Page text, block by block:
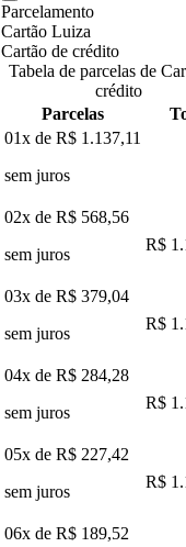
Parcelamento
Cartão Luiza
Cartão de crédito
Tabela de parcelas de
crédito
Parcelas
01x de R$ 1.137,11
sem juros
02x de R$ 568,56
sem juros
R$
03x de R$ 379,04
sem juros
R$
04x de R$ 284,28
sem juros
R$
05x de R$ 227,42
sem juros
R$
06x de R$ 189,52